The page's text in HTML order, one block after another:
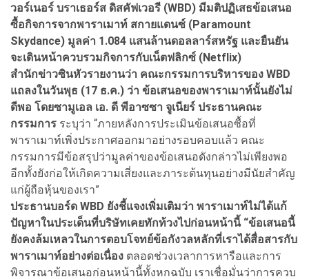
วอร์เนอร์ บราเธอร์ส ดิสคัฟเวอรี (WBD) มีมติปฏิเสธข้อเสนอ
ซื้อกิจการจากพาราเมาท์ สกายแดนซ์ (Paramount
Skydance) มูลค่า 1.084 แสนล้านดอลลาร์สหรัฐ และยืนยัน
จะเดินหน้าควบรวมกิจการกับเน็ตฟลิกซ์ (Netflix)
สำนักข่าวซินหัวรายงานว่า คณะกรรมการบริหารของ WBD
แถลงในวันพุธ (17 ธ.ค.) ว่า ข้อเสนอของพาราเมาท์นั้นยังไม่
ดีพอ โดยซามูเอล เอ. ดี พีอาซซา จูเนียร์ ประธานคณะ
กรรมการ ระบุว่า “ภายหลังการประเมินข้อเสนอซื้อที่
พาราเมาท์เพิ่งประกาศออกมาอย่างรอบคอบแล้ว คณะ
กรรมการมีข้อสรุปว่ามูลค่าของข้อเสนอดังกล่าวไม่เพียงพอ
อีกทั้งยังก่อให้เกิดความเสี่ยงและภาระต้นทุนอย่างมีนัยสำคัญ
แก่ผู้ถือหุ้นของเรา”
ประธานบอร์ด WBD ยังชี้แจงเพิ่มเติมว่า พาราเมาท์ไม่ได้แก้
ปัญหาในประเด็นที่บริษัทเคยทักท้วงไปก่อนหน้านี้ “ข้อเสนอนี้
ยังคงล้มเหลวในการตอบโจทย์ข้อกังวลหลักที่เราได้สื่อสารกับ
พาราเมาท์อย่างต่อเนื่อง ตลอดช่วงเวลาการหารือและการ
พิจารณาข้อเสนอก่อนหน้านี้ทั้งหกฉบับ เราเชื่อมั่นว่าการควบ